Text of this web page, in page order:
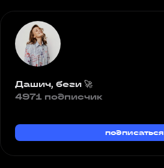
Дашич, беги 🚀
4971 подписчик
подписаться